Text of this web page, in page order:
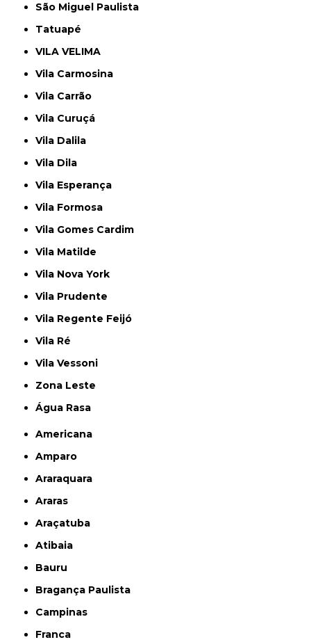
São Miguel Paulista
Tatuapé
VILA VELIMA
Vila Carmosina
Vila Carrão
Vila Curuçá
Vila Dalila
Vila Dila
Vila Esperança
Vila Formosa
Vila Gomes Cardim
Vila Matilde
Vila Nova York
Vila Prudente
Vila Regente Feijó
Vila Ré
Vila Vessoni
Zona Leste
Água Rasa
Americana
Amparo
Araraquara
Araras
Araçatuba
Atibaia
Bauru
Bragança Paulista
Campinas
Franca